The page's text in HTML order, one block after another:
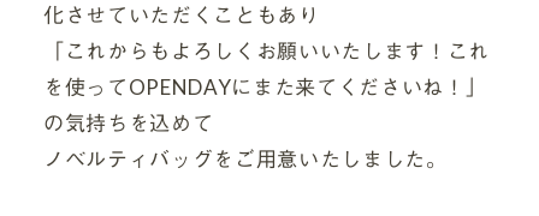
化させていただくこともあり
「これからもよろしくお願いいたします！これ
を使ってOPENDAYにまた来てくださいね！」
の気持ちを込めて
ノベルティバッグをご用意いたしました。